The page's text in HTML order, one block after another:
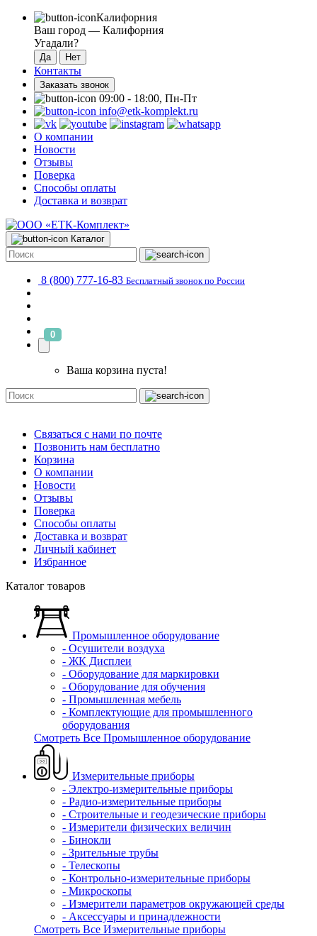
Калифорния
Ваш город — Калифорния
Угадали?
Контакты
Заказать звонок
09:00 - 18:00, Пн-Пт
info@etk-komplekt.ru
О компании
Новости
Отзывы
Поверка
Способы оплаты
Доставка и возврат
Каталог
8 (800) 777-16-83 Бесплатный звонок по России
0
Ваша корзина пуста!
Связаться с нами по почте
Позвонить нам бесплатно
Корзина
О компании
Новости
Отзывы
Поверка
Способы оплаты
Доставка и возврат
Личный кабинет
Избранное
Каталог товаров
Промышленное оборудование
- Осушители воздуха
- ЖК Дисплеи
- Оборудование для маркировки
- Оборудование для обучения
- Промышленная мебель
- Комплектующие для промышленного
оборудования
Смотреть Все Промышленное оборудование
Измерительные приборы
- Электро-измерительные приборы
- Радио-измерительные приборы
- Строительные и геодезические приборы
- Измерители физических величин
- Бинокли
- Зрительные трубы
- Телескопы
- Контрольно-измерительные приборы
- Микроскопы
- Измерители параметров окружающей среды
- Аксессуары и принадлежности
Смотреть Все Измерительные приборы